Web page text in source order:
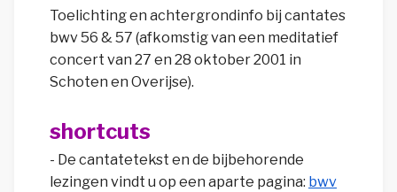
Toelichting en achtergrondinfo bij cantates
bwv 56 & 57 (afkomstig van een meditatief
concert van 27 en 28 oktober 2001 in
Schoten en Overijse).
shortcuts
- De cantatetekst en de bijbehorende
lezingen vindt u op een aparte pagina: bwv